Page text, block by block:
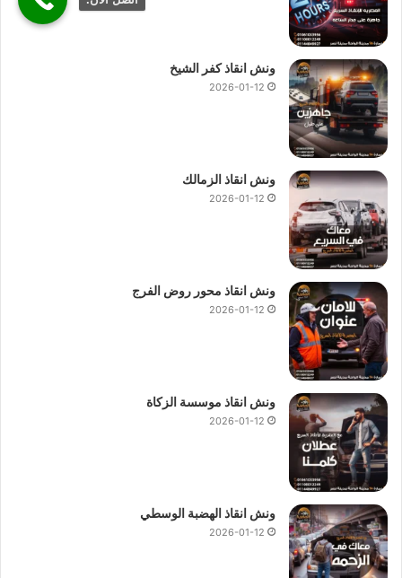
ونش انقاذ كفر الشيخ
2026-01-12
ونش انقاذ الزمالك
2026-01-12
ونش انقاذ محور روض الفرج
2026-01-12
ونش انقاذ موسسة الزكاة
2026-01-12
ونش انقاذ الهضبة الوسطي
2026-01-12